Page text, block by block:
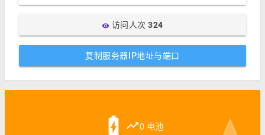
visibility访问人次324
复制服务器IP地址与端口
battery_charging_full trending_up0 电池